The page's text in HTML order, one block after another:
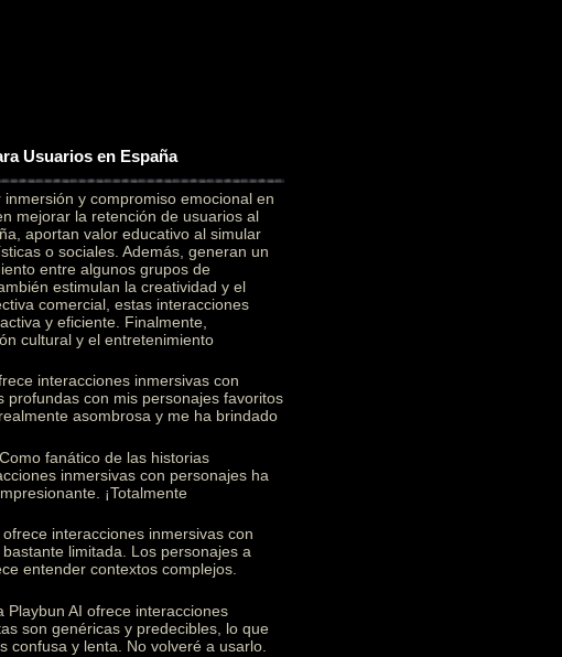
Usuarios en España
y compromiso emocional en
mejorar la retención de usuarios al
aportan valor educativo al simular
o sociales. Además, generan un
entre algunos grupos de
estimulan la creatividad y el
comercial, estas interacciones
y eficiente. Finalmente,
cultural y el entretenimiento
interacciones inmersivas con
con mis personajes favoritos
asombrosa y me ha brindado
fanático de las historias
inmersivas con personajes ha
¡Totalmente
interacciones inmersivas con
limitada. Los personajes a
entender contextos complejos.
AI ofrece interacciones
son genéricas y predecibles, lo que
confusa y lenta. No volveré a usarlo.